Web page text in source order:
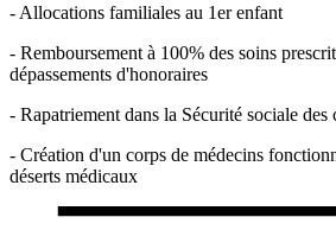
- Allocations familiales au 1er enfant
- Remboursement à 100% des soins
dépassements d'honoraires
- Rapatriement dans la Sécurité sociale des
- Création d'un corps de médecins
déserts médicaux